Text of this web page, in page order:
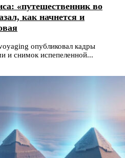
«путешественник во
как начнется и
опубликовал кадры
и снимок испепеленной...